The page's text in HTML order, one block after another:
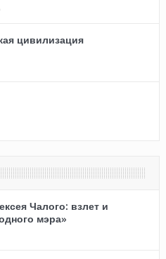
цивилизация
Чалого: взлет и
мэра»